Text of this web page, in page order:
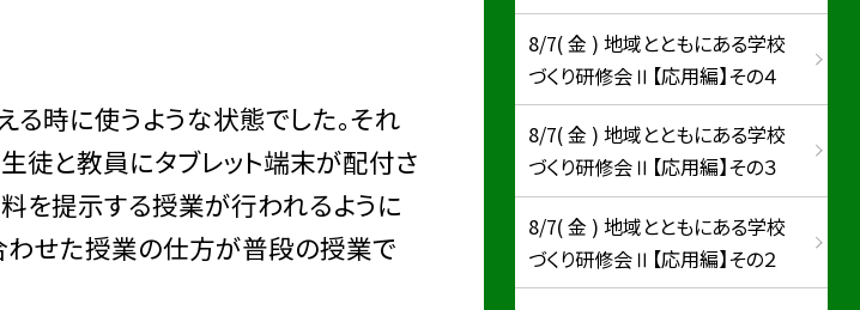
時に使うような状態でした。それ
徒と教員にタブレット端末が配付さ
を提示する授業が行われるように
わせた授業の仕方が普段の授業で
8/7( 金 ) 地域とともにある学校
づくり研修会Ⅱ【応用編】その４
8/7( 金 ) 地域とともにある学校
づくり研修会Ⅱ【応用編】その３
8/7( 金 ) 地域とともにある学校
づくり研修会Ⅱ【応用編】その２